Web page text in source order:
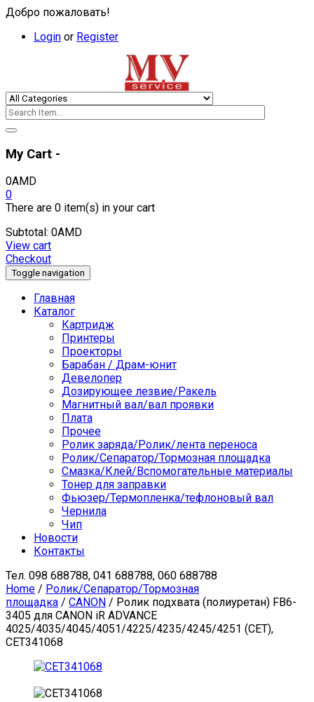
Добро пожаловать!
Login or Register
My Cart -
0AMD
0
There are 0 item(s) in your cart
Subtotal: 0AMD
View cart
Checkout
Toggle navigation
Главная
Каталог
Картридж
Принтеры
Проекторы
Барабан / Драм-юнит
Девелопер
Дозирующее лезвие/Ракель
Магнитный вал/вал проявки
Плата
Прочее
Ролик заряда/Ролик/лента переноса
Ролик/Сепаратор/Тормозная площадка
Смазка/Клей/Вспомогательные материалы
Тонер для заправки
Фьюзер/Термопленка/тефлоновый вал
Чернила
Чип
Новости
Контакты
Тел. 098 688788, 041 688788, 060 688788
Home / Ролик/Сепаратор/Тормозная
площадка / CANON / Ролик подхвата (полиуретан) FB6-
3405 для CANON iR ADVANCE
4025/4035/4045/4051/4225/4235/4245/4251 (CET),
CET341068